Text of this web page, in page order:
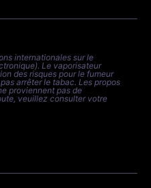
internationales sur le
Le vaporisateur
des risques pour le fumeur
arrêter le tabac. Les propos
proviennent pas de
veuillez consulter votre